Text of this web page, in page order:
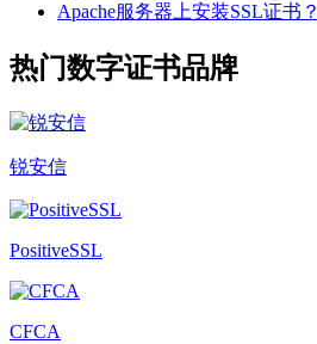
Apache服务器上安装SSL证书？
热门数字证书品牌
锐安信
PositiveSSL
CFCA